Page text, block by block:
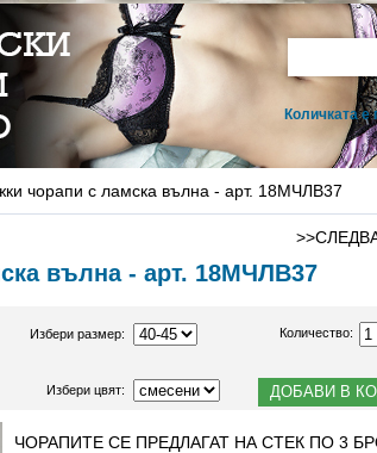
Количката е
чорапи с ламска вълна - арт. 18МЧЛВ37
вълна - арт. 18МЧЛВ37
Избери размер: Количество:
Избери цвят:
ЧОРАПИТЕ СЕ ПРЕДЛАГАТ НА СТЕК ПО 3